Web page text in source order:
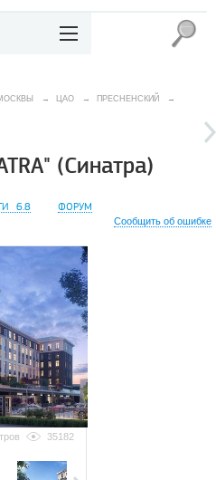
→ ЦАО → ПРЕСНЕНСКИЙ
→
(Синатра)
6.8 ФОРУМ
Сообщить об ошибке
35182